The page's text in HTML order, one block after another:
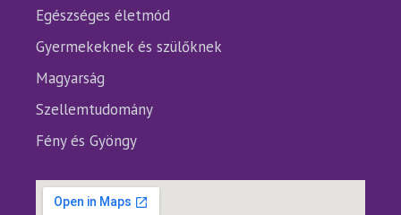
Egészséges életmód
Gyermekeknek és szülőknek
Magyarság
Szellemtudomány
Fény és Gyöngy